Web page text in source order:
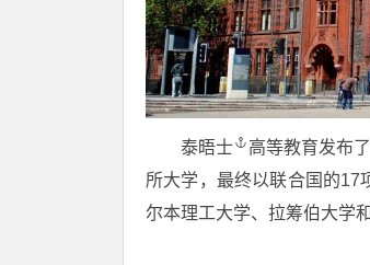
泰晤士 高等教育发布了
所大学，最终以联合国的17
尔本理工大学、拉筹伯大学